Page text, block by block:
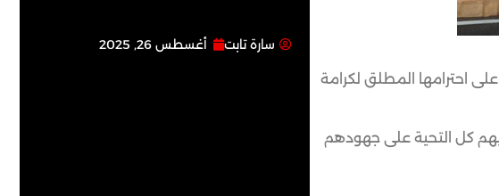
سارة تابت أغسطس 26, 2025
احترامها المطلق لكرامة
كل التحية على جهودهم